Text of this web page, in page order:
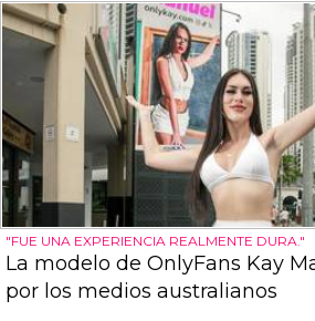
"FUE UNA EXPERIENCIA REALMENTE DURA."
La modelo de OnlyFans Kay
por los medios australianos